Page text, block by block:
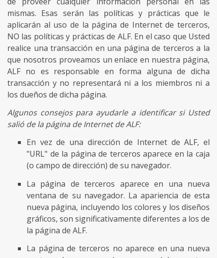
mismas. Esas serán las políticas y prácticas que le
aplicarán al uso de la página de Internet de terceros,
NO las políticas y prácticas de ALF. En el caso que Usted
realice una transacción en una página de terceros a la
que nosotros proveamos un enlace en nuestra página,
ALF no es responsable en forma alguna de dicha
transacción y no representará ni a los miembros ni a
los dueños de dicha página.
Algunos consejos para ayudarle a identificar si Usted
salió de la página de Internet de ALF:
En vez de una dirección de Internet de ALF, el
"URL" de la página de terceros aparece en la caja
(o campo de dirección) de su navegador.
La página de terceros aparece en una nueva
ventana de su navegador. La apariencia de esta
nueva página, incluyendo los colores y los diseños
gráficos, son significativamente diferentes a los de
la página de ALF.
La página de terceros no aparece en una nueva